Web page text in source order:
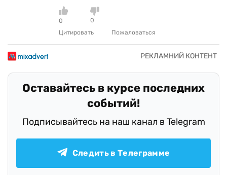
0
0
Цитировать
Пожаловаться
Оставайтесь в курсе последних
событий!
Подписывайтесь на наш канал в Telegram
Следить в Телеграмме